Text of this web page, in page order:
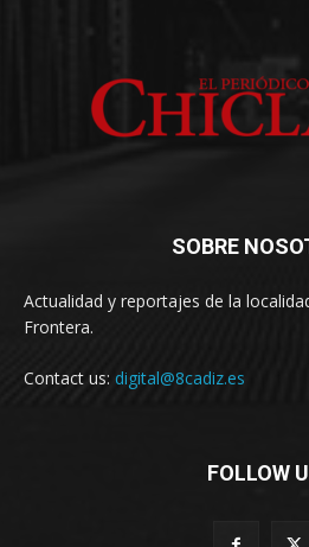
SOBRE
Actualidad y reportajes de la
Frontera.
Contact us: digital@8cadiz.es
FOLLOW